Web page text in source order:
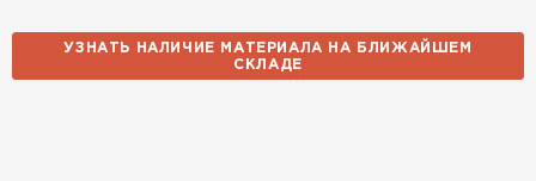
УЗНАТЬ НАЛИЧИЕ МАТЕРИАЛА НА БЛИЖАЙШЕМ
СКЛАДЕ
ПЕРЕЙТИ